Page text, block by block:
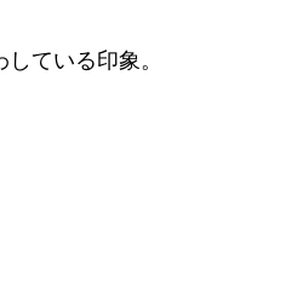
ている印象。